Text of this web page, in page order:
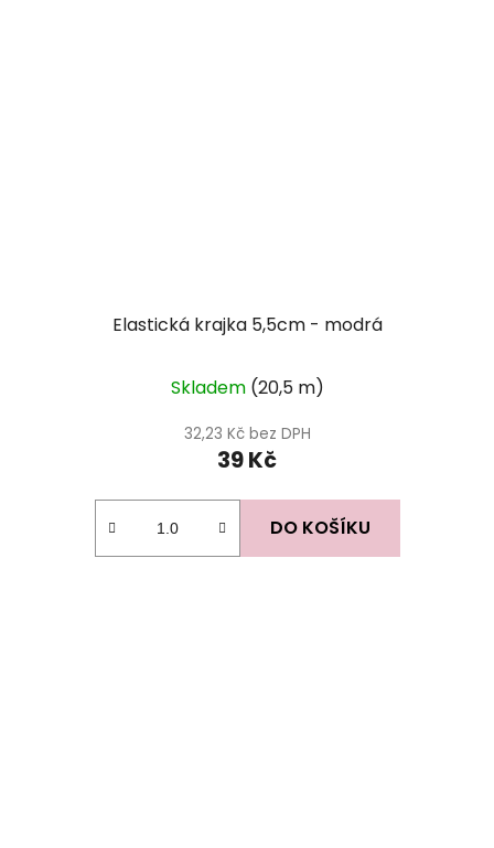
Elastická krajka 5,5cm - modrá
Skladem (20,5 m)
32,23 Kč bez DPH
39 Kč
DO KOŠÍKU